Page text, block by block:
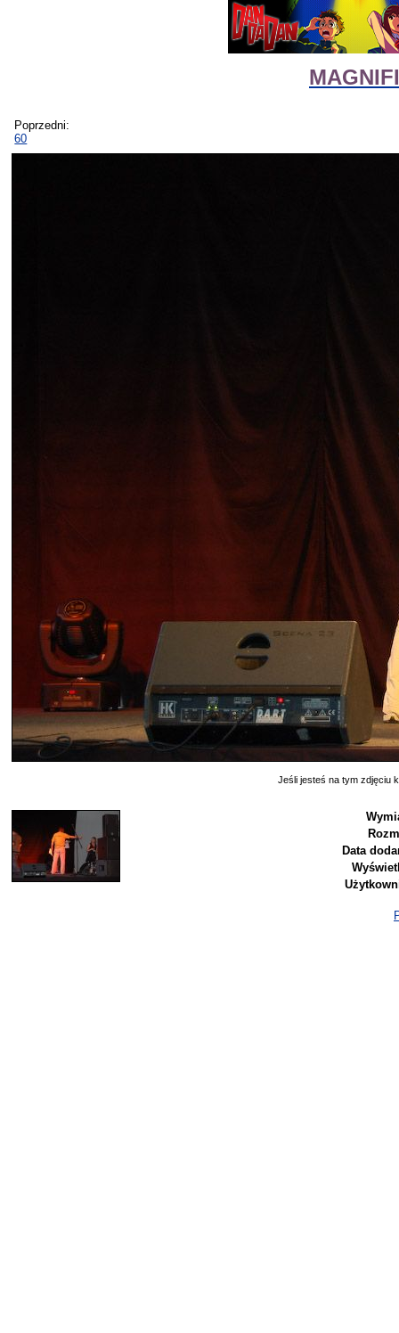
Poprzedni:
60
Jeśli jesteś na tym zdjęciu
Data